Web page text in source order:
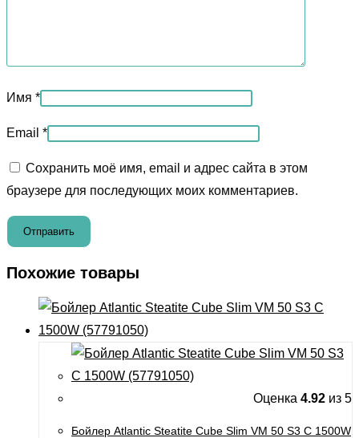
Имя *
Email *
Сохранить моё имя, email и адрес сайта в этом
браузере для последующих моих комментариев.
Похожие товары
Оценка 4.92 из 5
Бойлер Atlantic Steatite Cube Slim VM 50 S3 C 1500W